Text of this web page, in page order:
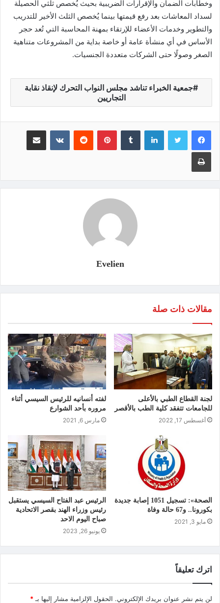
وخطابات الضمان والإقرارات الضريبية بحيث يُخصص ثلثي الحصيلة
لسداد المعاشات بعد رفع قيمتها بينما يُخصص الثلث الأخير للتدريب
والتطوير وخدمات الأعضاء للإرتقاء بمهنة المحاسبة التي تُعد حجر
الأساس في أي منشأة عامة أو خاصة بداية من المشروعات متناهية
الصغر وصولًا حتى الشركات متعددة الجنسيات.
جمعية الخبراء تناشد مجلس النواب التحرك لإنقاذ نقابة
التجاريين
لينكدإن بينتيريست
Evelien
مقالات ذات صلة
لجنة القطاع الطبي بالأعلى
للجامعات تتفقد كلية الطب بالأقصر
أغسطس 17, 2022
لفته أنسانيه للرئيس السيسي أثناء
مروره بأحد الشوارع
مارس 6, 2021
الصحة»: تسجيل 1051 إصابة جديدة
بكورونا.. و67 حالة وفاة
مايو 3, 2021
الرئيس عبد الفتاح السيسي يستقبل
رئيس وزراء الهند بقصر الاتحادية
صباح اليوم الاحد
يونيو 26, 2023
اترك تعليقاً
لن يتم نشر عنوان بريدك الإلكتروني. الحقول الإلزامية مشار إليها بـ *